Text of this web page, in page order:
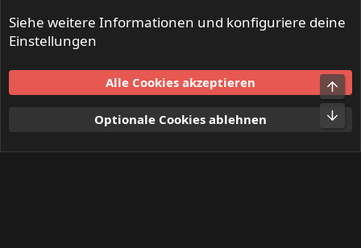
Mitglieder
Nutzungsbedingungen
Datenschutz
S
Siehe weitere Informationen und konfiguriere deine
Einstellungen
Alle Cookies akzeptieren
Optionale Cookies ablehnen